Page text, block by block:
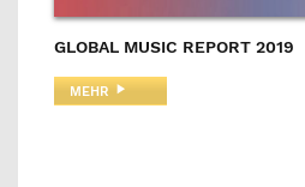
GLOBAL MUSIC REPORT 2019
MEHR